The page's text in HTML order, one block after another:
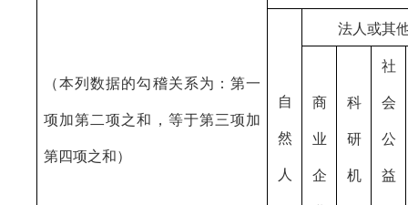
（本列数据的勾稽关系为：第一
项加第二项之和，等于第三项加
第四项之和）
自
然
人
法人或其
商
业
企
科
研
机
社
会
公
益